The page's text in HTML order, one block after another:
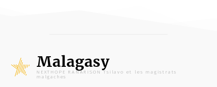
Malagasy
NEXTHOPE RANARISON Tsilavo et les magistrats
malgaches